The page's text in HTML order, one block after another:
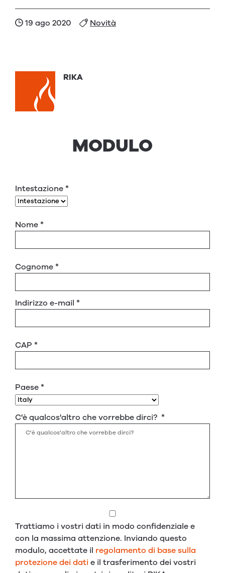
19 ago 2020 Novità
RIKA
MODULO
Intestazione*
Nome*
Cognome*
Indirizzo e-mail *
CAP *
Paese*
C'è qualcos'altro che vorrebbe dirci? *
Trattiamo i vostri dati in modo confidenziale e
con la massima attenzione. Inviando questo
modulo, accettate il regolamento di base sulla
protezione dei datie il trasferimento dei vostri